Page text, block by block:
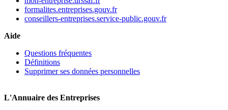
formalites.entreprises.gouv.fr
conseillers-entreprises.service-public.gouv.fr
Aide
Questions fréquentes
Définitions
Supprimer ses données personnelles
L'Annuaire des Entreprises